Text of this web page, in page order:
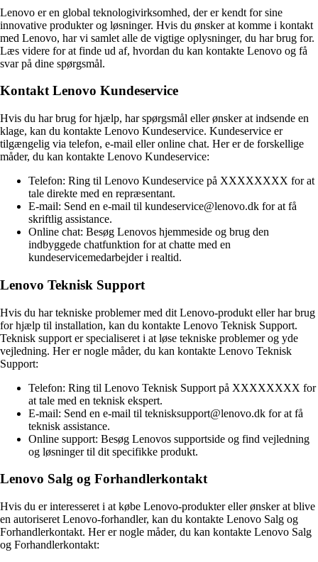
Lenovo er en global teknologivirksomhed, der er kendt for sine
innovative produkter og løsninger. Hvis du ønsker at komme i kontakt
med Lenovo, har vi samlet alle de vigtige oplysninger, du har brug for.
Læs videre for at finde ud af, hvordan du kan kontakte Lenovo og få
svar på dine spørgsmål.
Kontakt Lenovo Kundeservice
Hvis du har brug for hjælp, har spørgsmål eller ønsker at indsende en
klage, kan du kontakte Lenovo Kundeservice. Kundeservice er
tilgængelig via telefon, e-mail eller online chat. Her er de forskellige
måder, du kan kontakte Lenovo Kundeservice:
Telefon: Ring til Lenovo Kundeservice på XXXXXXXX for at
tale direkte med en repræsentant.
E-mail: Send en e-mail til kundeservice@lenovo.dk for at få
skriftlig assistance.
Online chat: Besøg Lenovos hjemmeside og brug den
indbyggede chatfunktion for at chatte med en
kundeservicemedarbejder i realtid.
Lenovo Teknisk Support
Hvis du har tekniske problemer med dit Lenovo-produkt eller har brug
for hjælp til installation, kan du kontakte Lenovo Teknisk Support.
Teknisk support er specialiseret i at løse tekniske problemer og yde
vejledning. Her er nogle måder, du kan kontakte Lenovo Teknisk
Support:
Telefon: Ring til Lenovo Teknisk Support på XXXXXXXX for
at tale med en teknisk ekspert.
E-mail: Send en e-mail til teknisksupport@lenovo.dk for at få
teknisk assistance.
Online support: Besøg Lenovos supportside og find vejledning
og løsninger til dit specifikke produkt.
Lenovo Salg og Forhandlerkontakt
Hvis du er interesseret i at købe Lenovo-produkter eller ønsker at blive
en autoriseret Lenovo-forhandler, kan du kontakte Lenovo Salg og
Forhandlerkontakt. Her er nogle måder, du kan kontakte Lenovo Salg
og Forhandlerkontakt: